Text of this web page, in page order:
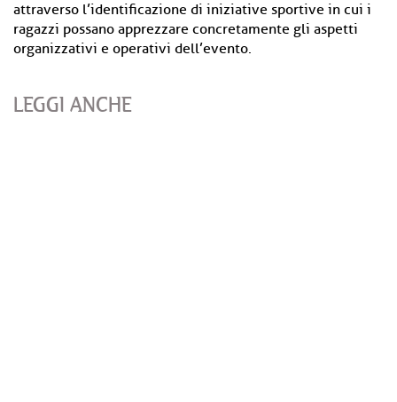
attraverso l’identificazione di iniziative sportive in cui i
ragazzi possano apprezzare concretamente gli aspetti
organizzativi e operativi dell’evento.
LEGGI ANCHE